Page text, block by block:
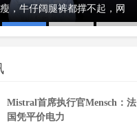
，牛仔阔腿裤都撑不起，网
澳大利亚将推出其人工智能标
准并在政府内设
澳大利亚联邦政府当地时间今日
Mistral首席执行官Mensch：法
国凭平价电力